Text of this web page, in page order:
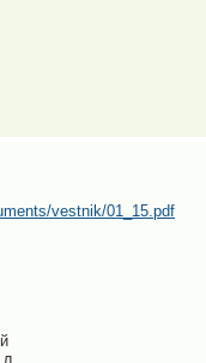
vestnik/01_15.pdf